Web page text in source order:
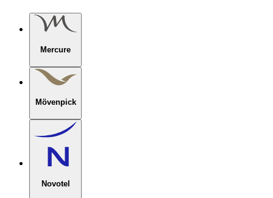
Mercure
Mövenpick
Novotel